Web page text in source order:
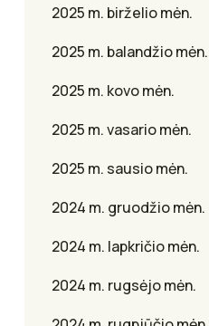
2025 m. birželio mėn.
2025 m. balandžio mėn.
2025 m. kovo mėn.
2025 m. vasario mėn.
2025 m. sausio mėn.
2024 m. gruodžio mėn.
2024 m. lapkričio mėn.
2024 m. rugsėjo mėn.